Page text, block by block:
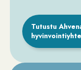
Tutustu